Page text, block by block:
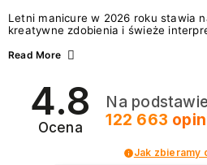
Letni manicure w 2026 roku stawia
kreatywne zdobienia i świeże
zarówno energetycznych odcieni
2026? Znajdź inspirację dla swojego
Read More
4.8
Ocena
Na podstawie
122 663
Jak zbieramy